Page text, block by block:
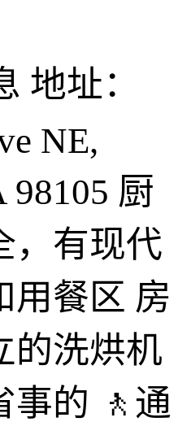
地址：
NE,
98105 厨
，有现代
用餐区 房
的洗烘机
事的 🚶通